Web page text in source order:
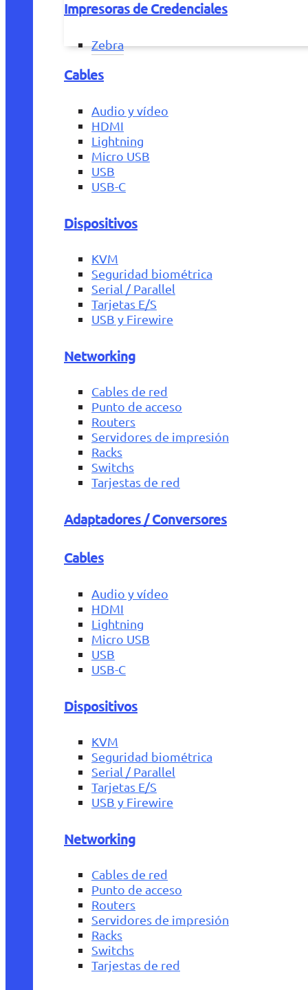
Impresoras de Credenciales
Zebra
Cables
Audio y vídeo
HDMI
Lightning
Micro USB
USB
USB-C
Dispositivos
KVM
Seguridad biométrica
Serial / Parallel
Tarjetas E/S
USB y Firewire
Networking
Cables de red
Punto de acceso
Routers
Servidores de impresión
Racks
Switchs
Tarjestas de red
Adaptadores / Conversores
Cables
Audio y vídeo
HDMI
Lightning
Micro USB
USB
USB-C
Dispositivos
KVM
Seguridad biométrica
Serial / Parallel
Tarjetas E/S
USB y Firewire
Networking
Cables de red
Punto de acceso
Routers
Servidores de impresión
Racks
Switchs
Tarjestas de red